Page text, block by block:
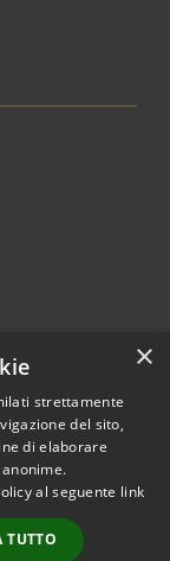
2026 • Comune di
• Powered by
•Accesso
redazione
×
strettamente
del sito,
di elaborare
al seguente link
TUTTO